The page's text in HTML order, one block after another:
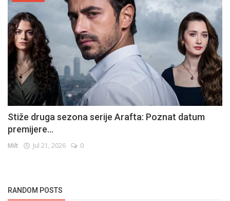
Stiže druga sezona serije Arafta: Poznat datum
premijere...
Milt Jul 21, 2026 0
RANDOM POSTS